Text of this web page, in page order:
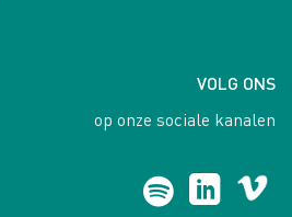
VOLG ONS
op onze sociale kanalen